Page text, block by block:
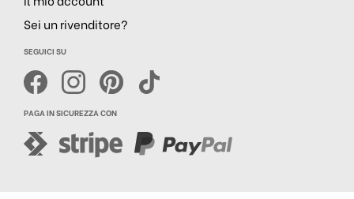
Sei un rivenditore?
SEGUICI SU
PAGA IN SICUREZZA CON